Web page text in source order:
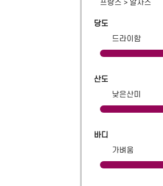
프랑스 > 알자스
당도
드라이함
산도
낮은산미
바디
가벼움